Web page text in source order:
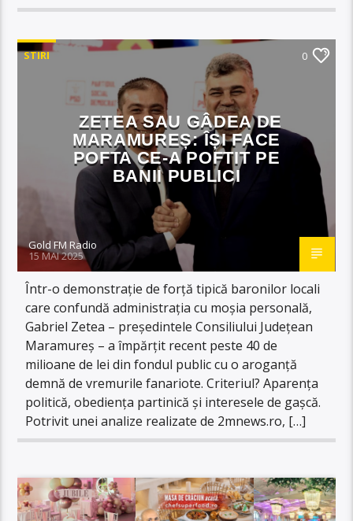
STIRI 0
ZETEA SAU GÂDEA DE
MARAMUREȘ: ÎȘI FACE
POFTA CE-A POFTIT PE
BANII PUBLICI
Gold FM Radio
15 MAI 2025
Într-o demonstrație de forță tipică baronilor locali
care confundă administrația cu moșia personală,
Gabriel Zetea – președintele Consiliului Județean
Maramureș – a împărțit recent peste 40 de
milioane de lei din fondul public cu o aroganță
demnă de vremurile fanariote. Criteriul? Aparența
politică, obediența partinică și interesele de gașcă.
Potrivit unei analize realizate de 2mnews.ro, […]